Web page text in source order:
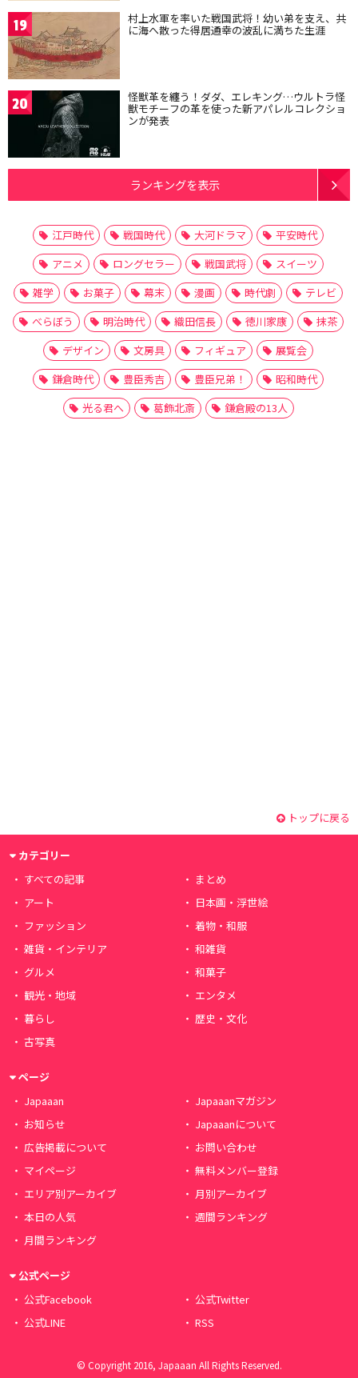
19 村上水軍を率いた戦国武将！幼い弟を支え、共
に海へ散った得居通幸の波乱に満ちた生涯
20 怪獣革を纏う！ダダ、エレキング…ウルトラ怪
獣モチーフの革を使った新アパレルコレクショ
ンが発表
ランキングを表示
江戸時代 戦国時代 大河ドラマ
平安時代
アニメ
ロングセラー 戦国武将
スイーツ
雑学
お菓子 幕末 漫画 時代劇
テレビ
べらぼう
明治時代 織田信長 徳川家康
抹茶
デザイン
文房具 フィギュア
展覧会
鎌倉時代
豊臣秀吉 豊臣兄弟！
昭和時代
光る君へ
葛飾北斎 鎌倉殿の13人
トップに戻る
カテゴリー
すべての記事
まとめ
アート
日本画・浮世絵
ファッション
着物・和服
雑貨・インテリア
和雑貨
グルメ
和菓子
観光・地域
エンタメ
暮らし
歴史・文化
古写真
ページ
Japaaan
Japaaanマガジン
お知らせ
Japaaanについて
広告掲載について
お問い合わせ
マイページ
無料メンバー登録
エリア別アーカイブ
月別アーカイブ
本日の人気
週間ランキング
月間ランキング
公式ページ
公式Facebook
公式Twitter
公式LINE
RSS
© Copyright 2016, Japaaan All Rights Reserved.